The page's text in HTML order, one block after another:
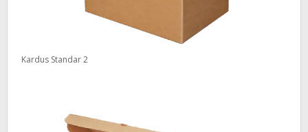
Kardus Standar 2